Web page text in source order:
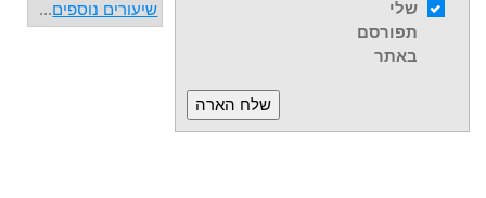
שלי
תפורסם
באתר
שיעורים נוספים...